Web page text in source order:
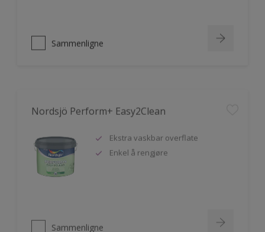
Sammenligne
Enkel å rengjøre